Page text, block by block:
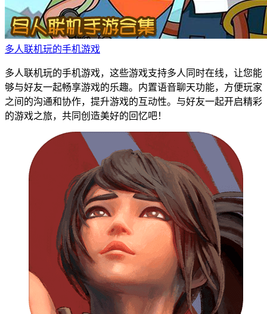
多人联机玩的手机游戏
多人联机玩的手机游戏，这些游戏支持多人同时在线，让您能
够与好友一起畅享游戏的乐趣。内置语音聊天功能，方便玩家
之间的沟通和协作，提升游戏的互动性。与好友一起开启精彩
的游戏之旅，共同创造美好的回忆吧！